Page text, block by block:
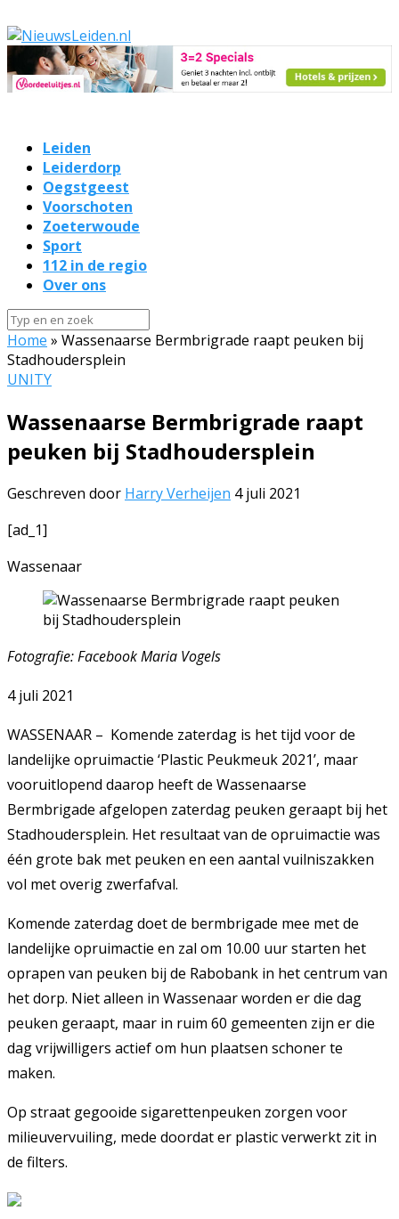
Leiden
Leiderdorp
Oegstgeest
Voorschoten
Zoeterwoude
Sport
112 in de regio
Over ons
Home » Wassenaarse Bermbrigrade raapt peuken bij
Stadhoudersplein
UNITY
Wassenaarse Bermbrigrade raapt
peuken bij Stadhoudersplein
Geschreven door Harry Verheijen 4 juli 2021
[ad_1]
Wassenaar
Fotografie: Facebook Maria Vogels
4 juli 2021
WASSENAAR – Komende zaterdag is het tijd voor de
landelijke opruimactie ‘Plastic Peukmeuk 2021’, maar
vooruitlopend daarop heeft de Wassenaarse
Bermbrigade afgelopen zaterdag peuken geraapt bij het
Stadhoudersplein. Het resultaat van de opruimactie was
één grote bak met peuken en een aantal vuilniszakken
vol met overig zwerfafval.
Komende zaterdag doet de bermbrigade mee met de
landelijke opruimactie en zal om 10.00 uur starten het
oprapen van peuken bij de Rabobank in het centrum van
het dorp. Niet alleen in Wassenaar worden er die dag
peuken geraapt, maar in ruim 60 gemeenten zijn er die
dag vrijwilligers actief om hun plaatsen schoner te
maken.
Op straat gegooide sigarettenpeuken zorgen voor
milieuvervuiling, mede doordat er plastic verwerkt zit in
de filters.